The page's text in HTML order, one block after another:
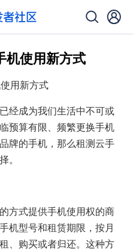
机使用新方式
用新方式
经成为我们生活中不可或
预算有限、频繁更换手机
牌的手机，那么租测云手
。
方式提供手机使用权的商
机型号和租赁期限，按月
、购买或者归还。这种方